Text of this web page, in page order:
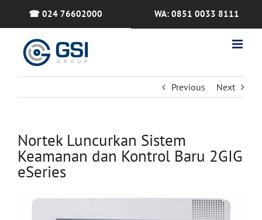
☎ 024 76602000 WA: 0851 0033 8111
Previous Next
Nortek Luncurkan Sistem
Keamanan dan Kontrol Baru 2GIG
eSeries